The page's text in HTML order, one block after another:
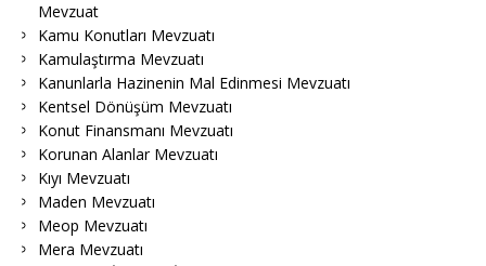
Mevzuat
Kamu Konutları Mevzuatı
Kamulaştırma Mevzuatı
Kanunlarla Hazinenin Mal Edinmesi Mevzuatı
Kentsel Dönüşüm Mevzuatı
Konut Finansmanı Mevzuatı
Korunan Alanlar Mevzuatı
Kıyı Mevzuatı
Maden Mevzuatı
Meop Mevzuatı
Mera Mevzuatı